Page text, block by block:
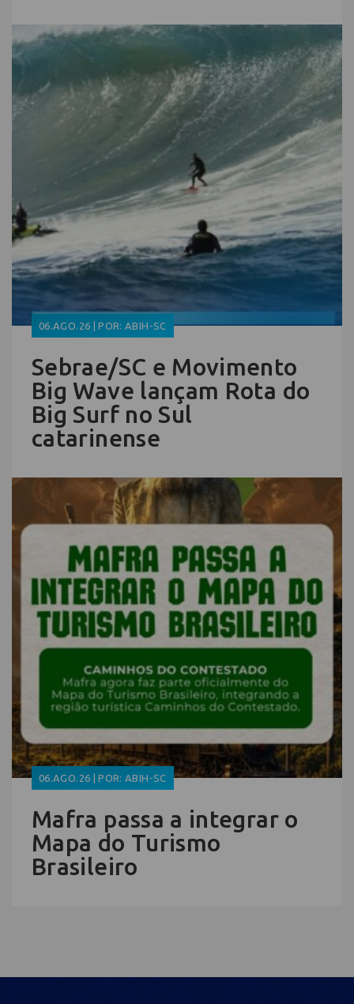
06.AGO.26 | POR: ABIH-SC
Sebrae/SC e Movimento
Big Wave lançam Rota do
Big Surf no Sul
catarinense
06.AGO.26 | POR: ABIH-SC
Mafra passa a integrar o
Mapa do Turismo
Brasileiro